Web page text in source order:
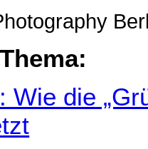
Wie die